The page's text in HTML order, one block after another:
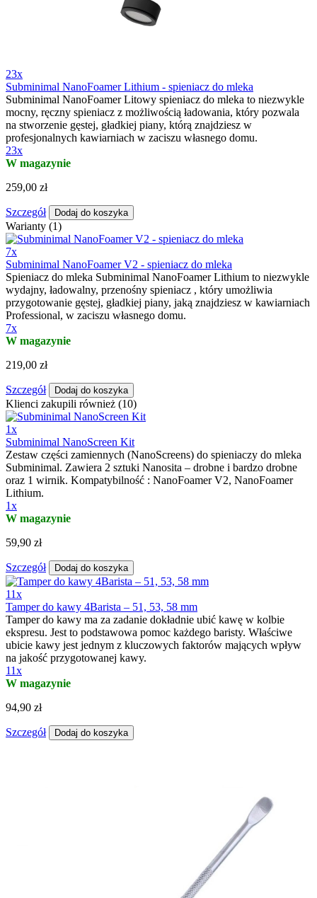
23x
Subminimal NanoFoamer Lithium - spieniacz do mleka
Subminimal NanoFoamer Litowy spieniacz do mleka to niezwykle
mocny, ręczny spieniacz z możliwością ładowania, który pozwala
na stworzenie gęstej, gładkiej piany, którą znajdziesz w
profesjonalnych kawiarniach w zaciszu własnego domu.
23x
W magazynie
259,00 zł
Szczegół Dodaj do koszyka
Warianty (1)
7x
Subminimal NanoFoamer V2 - spieniacz do mleka
Spieniacz do mleka Subminimal NanoFoamer Lithium to niezwykle
wydajny, ładowalny, przenośny spieniacz , który umożliwia
przygotowanie gęstej, gładkiej piany, jaką znajdziesz w kawiarniach
Professional, w zaciszu własnego domu.
7x
W magazynie
219,00 zł
Szczegół Dodaj do koszyka
Klienci zakupili również (10)
1x
Subminimal NanoScreen Kit
Zestaw części zamiennych (NanoScreens) do spieniaczy do mleka
Subminimal. Zawiera 2 sztuki Nanosita – drobne i bardzo drobne
oraz 1 wirnik. Kompatybilność : NanoFoamer V2, NanoFoamer
Lithium.
1x
W magazynie
59,90 zł
Szczegół Dodaj do koszyka
11x
Tamper do kawy 4Barista – 51, 53, 58 mm
Tamper do kawy ma za zadanie dokładnie ubić kawę w kolbie
ekspresu. Jest to podstawowa pomoc każdego baristy. Właściwe
ubicie kawy jest jednym z kluczowych faktorów mających wpływ
na jakość przygotowanej kawy.
11x
W magazynie
94,90 zł
Szczegół Dodaj do koszyka